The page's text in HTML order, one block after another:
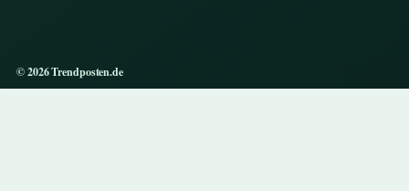
© 2026 Trendposten.de